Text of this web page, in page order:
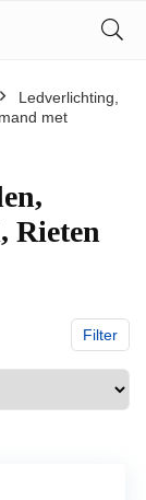
‎Ledverlichting,
met
Rieten
Filter